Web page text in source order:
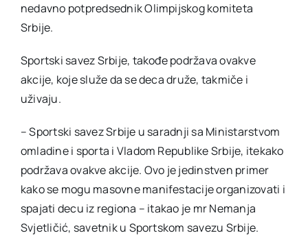
nedavno potpredsednik Olimpijskog komiteta
Srbije.
Sportski savez Srbije, takođe podržava ovakve
akcije, koje služe da se deca druže, takmiče i
uživaju.
– Sportski savez Srbije u saradnji sa Ministarstvom
omladine i sporta i Vladom Republike Srbije, itekako
podržava ovakve akcije. Ovo je jedinstven primer
kako se mogu masovne manifestacije organizovati i
spajati decu iz regiona – itakao je mr Nemanja
Svjetličić, savetnik u Sportskom savezu Srbije.